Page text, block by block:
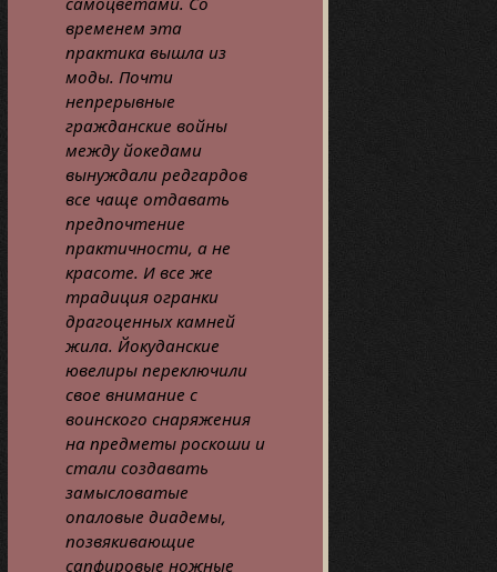
временем эта
практика вышла из
моды. Почти
непрерывные
гражданские войны
между йокедами
вынуждали редгардов
все чаще отдавать
предпочтение
практичности, а не
красоте. И все же
традиция огранки
драгоценных камней
жила. Йокуданские
ювелиры переключили
свое внимание с
воинского снаряжения
на предметы роскоши и
стали создавать
замысловатые
опаловые диадемы,
позвякивающие
сапфировые ножные